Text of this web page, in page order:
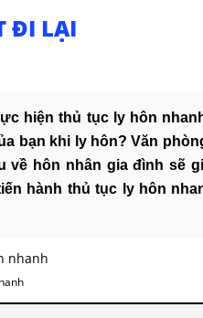
ĐI LẠI
hiện thủ tục ly hôn
bạn khi ly hôn? Văn
hôn nhân gia đình sẽ
hành thủ tục ly hôn